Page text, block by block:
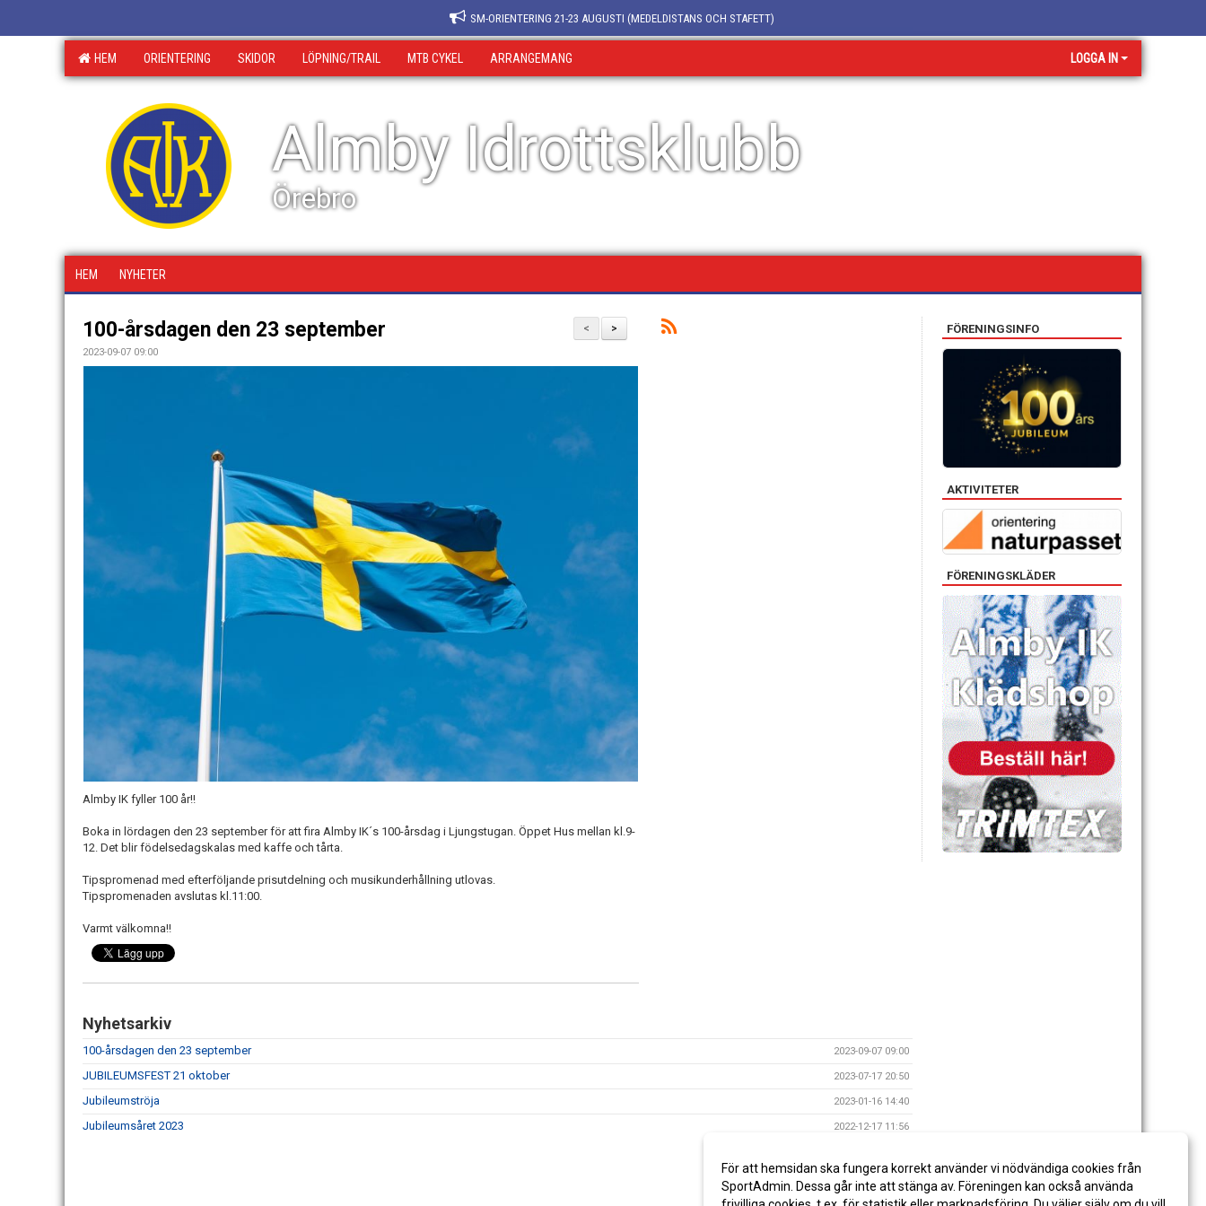
SM-ORIENTERING 21-23 AUGUSTI (MEDELDISTANS OCH STAFETT)
HEM ORIENTERING SKIDOR LÖPNING/TRAIL MTB CYKEL ARRANGEMANG LOGGA IN
Almby Idrottsklubb
Örebro
HEM NYHETER
>
<
100-årsdagen den 23 september
2023-09-07 09:00
Almby IK fyller 100 år!!
Boka in lördagen den 23 september för att fira Almby IK´s 100-årsdag i Ljungstugan. Öppet Hus mellan kl.9-
12. Det blir födelsedagskalas med kaffe och tårta.
Tipspromenad med efterföljande prisutdelning och musikunderhållning utlovas.
Tipspromenaden avslutas kl.11:00.
Varmt välkomna!!
Nyhetsarkiv
100-årsdagen den 23 september 2023-09-07 09:00
JUBILEUMSFEST 21 oktober 2023-07-17 20:50
Jubileumströja 2023-01-16 14:40
Jubileumsåret 2023 2022-12-17 11:56
FÖRENINGSINFO
AKTIVITETER
FÖRENINGSKLÄDER
För att hemsidan ska fungera korrekt använder vi nödvändiga cookies från
SportAdmin. Dessa går inte att stänga av. Föreningen kan också använda